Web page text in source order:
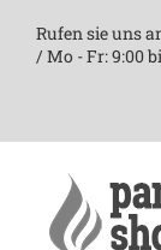
Rufen sie uns
/ Mo - Fr: 9:00